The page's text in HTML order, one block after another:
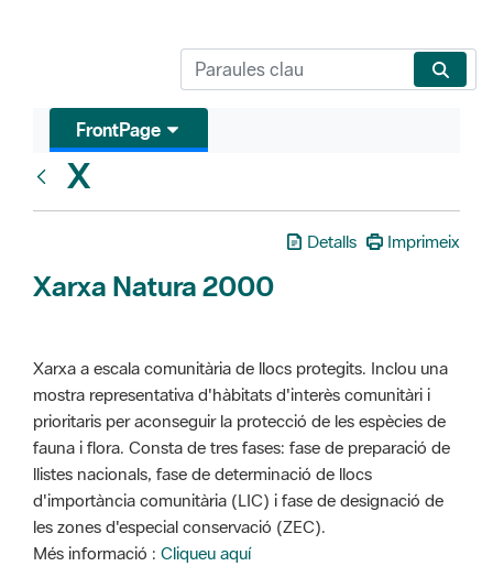
FrontPage
X
Detalls Imprimeix
Xarxa Natura 2000
Xarxa a escala comunitària de llocs protegits. Inclou una
mostra representativa d'hàbitats d'interès comunitàri i
prioritaris per aconseguir la protecció de les espècies de
fauna i flora. Consta de tres fases: fase de preparació de
llistes nacionals, fase de determinació de llocs
d'importància comunitària (LIC) i fase de designació de
les zones d'especial conservació (ZEC).
Més informació : Cliqueu aquí